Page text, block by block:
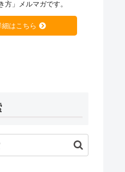
方」メルマガです。
細はこちら